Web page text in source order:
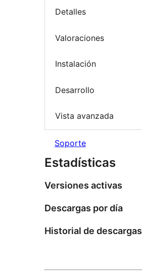
Detalles
Valoraciones
Instalación
Desarrollo
Vista avanzada
Soporte
Estadísticas
Versiones activas
Descargas por día
Historial de descargas